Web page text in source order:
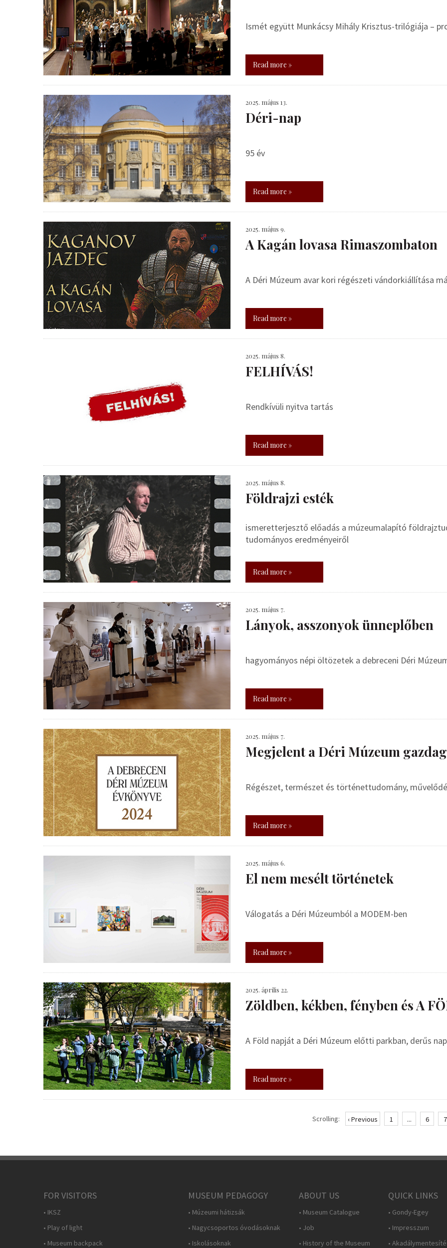
Ismét együtt Munkácsy Mihály Krisztus-trilógiája –
Read more »
2025. május 13.
Déri-nap
95 év
Read more »
2025. május 9.
A Kagán lovasa Rimaszombaton
A Déri Múzeum avar kori régészeti vándorkiállítása
Read more »
2025. május 8.
FELHÍVÁS!
Rendkívüli nyitva tartás
Read more »
2025. május 8.
Földrajzi esték
ismeretterjesztő előadás a múzeumalapító
tudományos eredményeiről
Read more »
2025. május 7.
Lányok, asszonyok ünneplőben
hagyományos népi öltözetek a debreceni Déri
Read more »
2025. május 7.
Megjelent a Déri Múzeum
Régészet, természet és történettudomány,
Read more »
2025. május 6.
El nem mesélt történetek
Válogatás a Déri Múzeumból a MODEM-ben
Read more »
2025. április 22.
Zöldben, kékben, fényben és A
A Föld napját a Déri Múzeum előtti parkban, derűs
Read more »
Scrolling: ‹ Previous 1 ... 6 7
FOR VISITORS
• IKSZ
• Play of light
• Museum backpack
MUSEUM PEDAGOGY
• Múzeumi hátizsák
• Nagycsoportos óvodásoknak
• Iskolásoknak
ABOUT US
• Museum Catalogue
• Job
• History of the Museum
QUICK LINKS
• Gondy-Egey
• Impresszum
•